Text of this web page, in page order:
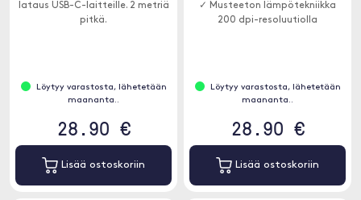
lataus USB-C-laitteille. 2 metriä
pitkä.
Löytyy varastosta, lähetetään
maananta..
28.90 €
Lisää ostoskoriin
✓ Musteeton lämpötekniikka
200 dpi-resoluutiolla
Löytyy varastosta, lähetetään
maananta..
28.90 €
Lisää ostoskoriin